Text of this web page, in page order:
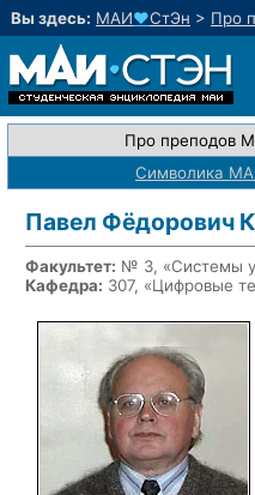
Вы здесь: МАИ♥СтЭн > Про
Про преподов
Символика
Павел Фёдорович
Факультет: № 3, «Системы
Кафедра: 307, «Цифровые